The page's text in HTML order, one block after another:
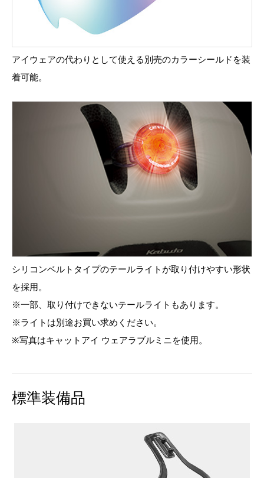
アイウェアの代わりとして使える別売のカラーシールドを装
着可能。
シリコンベルトタイプのテールライトが取り付けやすい形状
を採用。
※一部、取り付けできないテールライトもあります。
※ライトは別途お買い求めください。
※写真はキャットアイ ウェアラブルミニを使用。
標準装備品